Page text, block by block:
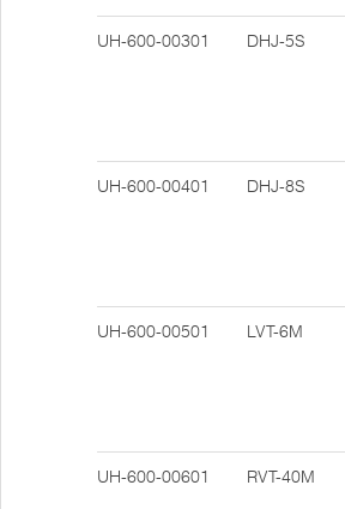
UH-600-00301 DHJ-5S
UH-600-00401 DHJ-8S
UH-600-00501 LVT-6M
UH-600-00601 RVT-40M